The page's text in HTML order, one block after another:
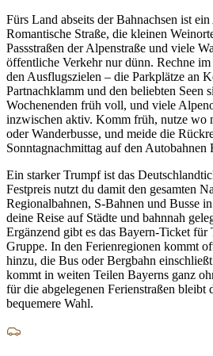
Fürs Land abseits der Bahnachsen ist
Romantische Straße, die kleinen
Passstraßen der Alpenstraße und viele
öffentliche Verkehr nur dünn. Rechne
den Ausflugszielen – die Parkplätze an
Partnachklamm und den beliebten Seen
Wochenenden früh voll, und viele
inzwischen aktiv. Komm früh, nutze wo
oder Wanderbusse, und meide die
Sonntagnachmittag auf den Autobahnen
Ein starker Trumpf ist das
Festpreis nutzt du damit den gesamten
Regionalbahnen, S-Bahnen und Busse
deine Reise auf Städte und bahnnah
Ergänzend gibt es das Bayern-Ticket für
Gruppe. In den Ferienregionen kommt
hinzu, die Bus oder Bergbahn
kommt in weiten Teilen Bayerns ganz
für die abgelegenen Ferienstraßen bleibt
bequemere Wahl.